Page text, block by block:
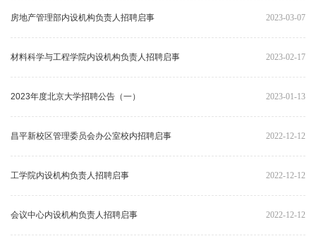
2023-03-07
房地产管理部内设机构负责人招聘启事
2023-02-17
材料科学与工程学院内设机构负责人招聘启事
2023-01-13
2023年度北京大学招聘公告（一）
2022-12-12
昌平新校区管理委员会办公室校内招聘启事
2022-12-12
工学院内设机构负责人招聘启事
2022-12-12
会议中心内设机构负责人招聘启事